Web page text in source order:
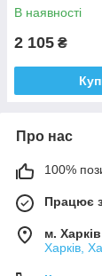
В наявності
2 105 ₴
Про нас
100%
Працює
м. Харків
Харків,